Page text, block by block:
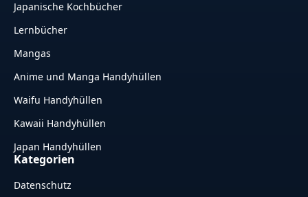
Japanische Kochbücher
Lernbücher
Mangas
Anime und Manga Handyhüllen
Waifu Handyhüllen
Kawaii Handyhüllen
Japan Handyhüllen
Kategorien
Datenschutz